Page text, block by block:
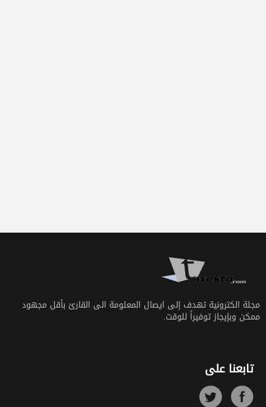
مجلة الكترونية تهدف إلى ايصال المعلومة الى القارئ بأقل مجهود
ممكن وبإيجاز توفيراً للوقت.
تابعنا على